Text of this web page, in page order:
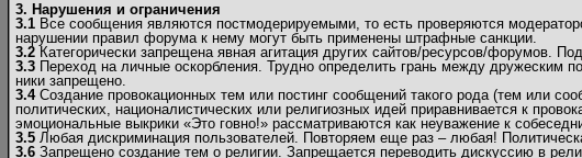
3. Нарушения и ограничения
3.1 Все сообщения являются постмодерируемыми, то есть проверяются
нарушении правил форума к нему могут быть применены штрафные санкции.
3.2 Категорически запрещена явная агитация других сайтов/ресурсов/форумов.
3.3 Переход на личные оскорбления. Трудно определить грань между дружеским
ники запрещено.
3.4Создание провокационных тем или постинг сообщений такого рода (тем или
политических, националистических или религиозных идей приравнивается к
эмоциональные выкрики «Это говно!» рассматриваются как неуважение к
3.5 Любая дискриминация пользователей. Повторяем еще раз – любая!
3.6 Запрещено создание тем о религии. Запрещается переводить дискуссию в